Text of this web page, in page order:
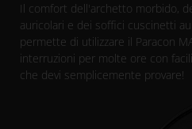
Il comfort dell'archetto morbido,
auricolari e dei soffici cuscinetti
permette di utilizzare il Paracon
interruzioni per molte ore con
che devi semplicemente provare!